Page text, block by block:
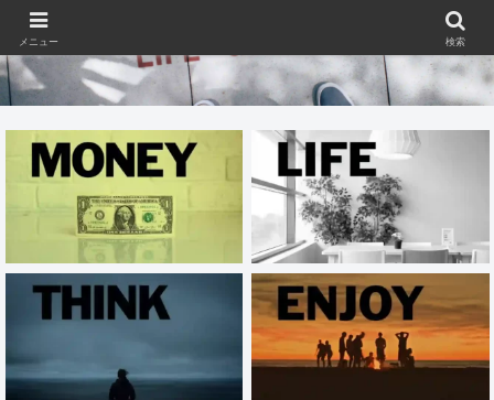
メニュー 検索